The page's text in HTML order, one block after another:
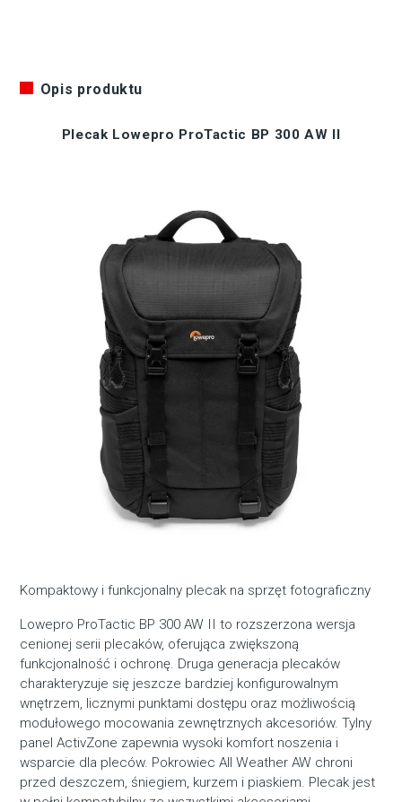
Opis produktu
Plecak Lowepro ProTactic BP 300 AW II
Kompaktowy i funkcjonalny plecak na sprzęt fotograficzny
Lowepro ProTactic BP 300 AW II to rozszerzona wersja
cenionej serii plecaków, oferująca zwiększoną
funkcjonalność i ochronę. Druga generacja plecaków
charakteryzuje się jeszcze bardziej konfigurowalnym
wnętrzem, licznymi punktami dostępu oraz możliwością
modułowego mocowania zewnętrznych akcesoriów. Tylny
panel ActivZone zapewnia wysoki komfort noszenia i
wsparcie dla pleców. Pokrowiec All Weather AW chroni
przed deszczem, śniegiem, kurzem i piaskiem. Plecak jest